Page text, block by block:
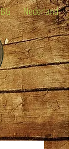
Nederland